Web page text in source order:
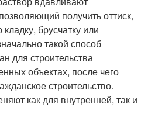
получить оттиск,
брусчатку или
такой способ
для строительства
объектах, после чего
строительство.
как для внутренней, так и